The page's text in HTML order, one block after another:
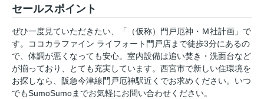
セールスポイント
ぜひ一度見ていただきたい、「（仮称）門戸厄神・Ｍ社計画」で
す。ココカラファイン ライフォート門戸店まで徒歩3分にあるの
で、体調が悪くなっても安心。室内設備は追い焚き・洗面台など
が揃っており、とても充実しています。西宮市で新しい住環境を
お探しなら、阪急今津線門戸厄神駅近くでお求めください。いつ
でもSumoSumoまでお気軽にお問い合わせください。